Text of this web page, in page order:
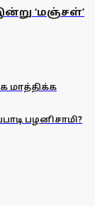
‘மஞ்சள்’
மாத்திக்க
பழனிசாமி?